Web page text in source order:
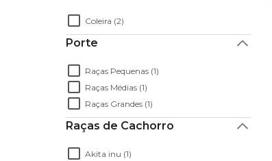
Coleira (2)
Porte
Raças Pequenas (1)
Raças Médias (1)
Raças Grandes (1)
Raças de Cachorro
Akita inu (1)